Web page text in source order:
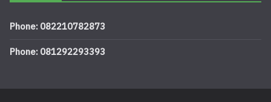
Phone: 082210782873
Phone: 081292293393